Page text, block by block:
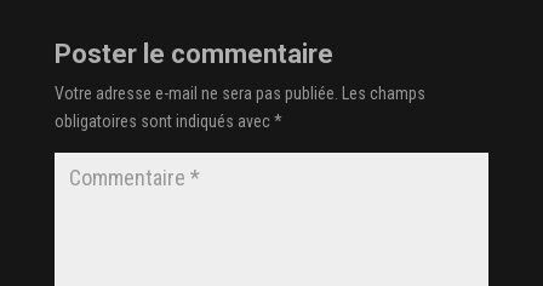
Poster le commentaire
Votre adresse e-mail ne sera pas publiée.
Les champs
obligatoires sont indiqués avec*